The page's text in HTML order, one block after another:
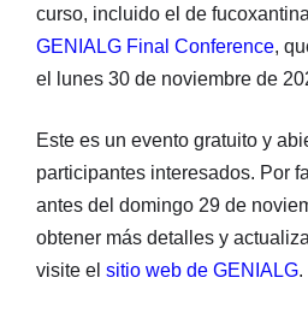
curso, incluido el de
GENIALG Final Conference,
el lunes 30 de noviembre de
Este es un evento gratuito y
participantes interesados. Por
antes del domingo 29 de
obtener más detalles y
visite el sitio web de GENIALG.